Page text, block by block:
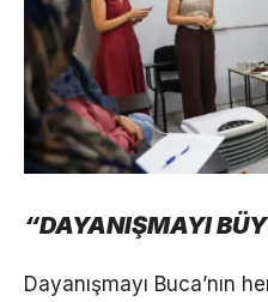
“DAYANIŞMAYI
Dayanışmayı Buca’nın